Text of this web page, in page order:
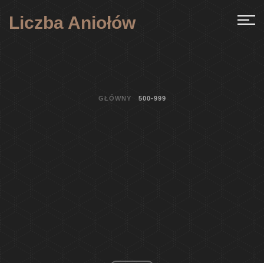
Liczba Aniołów
GŁÓWNY 500-999